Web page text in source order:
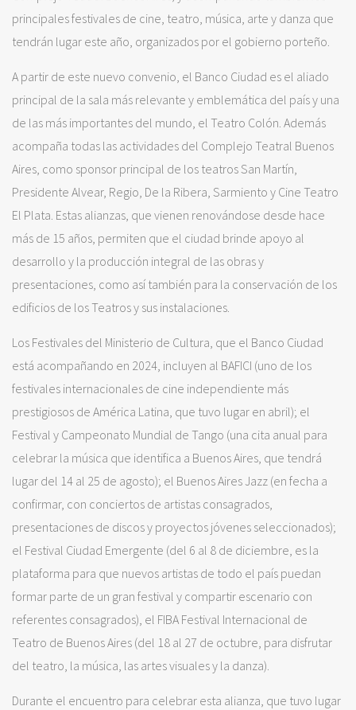
principales festivales de cine, teatro, música, arte y danza que
tendrán lugar este año, organizados por el gobierno porteño.
A partir de este nuevo convenio, el Banco Ciudad es el aliado
principal de la sala más relevante y emblemática del país y una
de las más importantes del mundo, el Teatro Colón. Además
acompaña todas las actividades del Complejo Teatral Buenos
Aires, como sponsor principal de los teatros San Martín,
Presidente Alvear, Regio, De la Ribera, Sarmiento y Cine Teatro
El Plata. Estas alianzas, que vienen renovándose desde hace
más de 15 años, permiten que el ciudad brinde apoyo al
desarrollo y la producción integral de las obras y
presentaciones, como así también para la conservación de los
edificios de los Teatros y sus instalaciones.
Los Festivales del Ministerio de Cultura, que el Banco Ciudad
está acompañando en 2024, incluyen al BAFICI (uno de los
festivales internacionales de cine independiente más
prestigiosos de América Latina, que tuvo lugar en abril); el
Festival y Campeonato Mundial de Tango (una cita anual para
celebrar la música que identifica a Buenos Aires, que tendrá
lugar del 14 al 25 de agosto); el Buenos Aires Jazz (en fecha a
confirmar, con conciertos de artistas consagrados,
presentaciones de discos y proyectos jóvenes seleccionados);
el Festival Ciudad Emergente (del 6 al 8 de diciembre, es la
plataforma para que nuevos artistas de todo el país puedan
formar parte de un gran festival y compartir escenario con
referentes consagrados), el FIBA Festival Internacional de
Teatro de Buenos Aires (del 18 al 27 de octubre, para disfrutar
del teatro, la música, las artes visuales y la danza).
Durante el encuentro para celebrar esta alianza, que tuvo lugar